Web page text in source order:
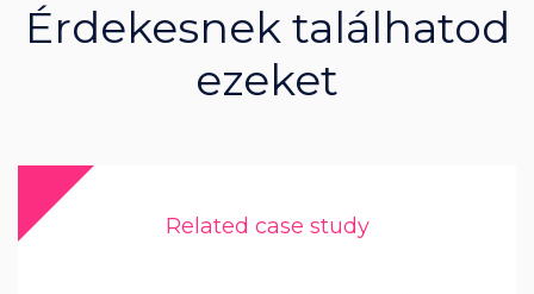
Érdekesnek találhatod
ezeket
Related case study